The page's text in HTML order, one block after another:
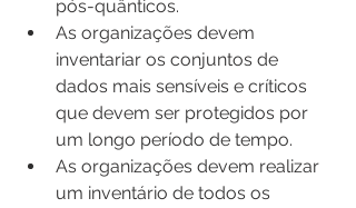
pós-quânticos.
As organizações devem
inventariar os conjuntos de
dados mais sensíveis e críticos
que devem ser protegidos por
um longo período de tempo.
As organizações devem realizar
um inventário de todos os